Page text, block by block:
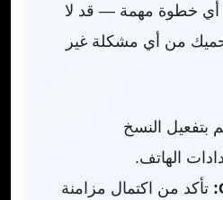
أي خطوة مهمة — قد لا
يحميك من أي مشكلة غير
بتفعيل النسخ
الهاتف.
تأكد من اكتمال مزامنة